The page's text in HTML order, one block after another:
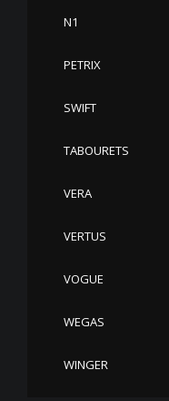
N1
PETRIX
SWIFT
TABOURETS
VERA
VERTUS
VOGUE
WEGAS
WINGER